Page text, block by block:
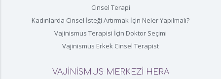
Cinsel Terapi
Kadınlarda Cinsel İsteği Artırmak İçin Neler Yapılmalı?
Vajinismus Terapisi İçin Doktor Seçimi
Vajinismus Erkek Cinsel Terapist
VAJİNİSMUS MERKEZİ HERA